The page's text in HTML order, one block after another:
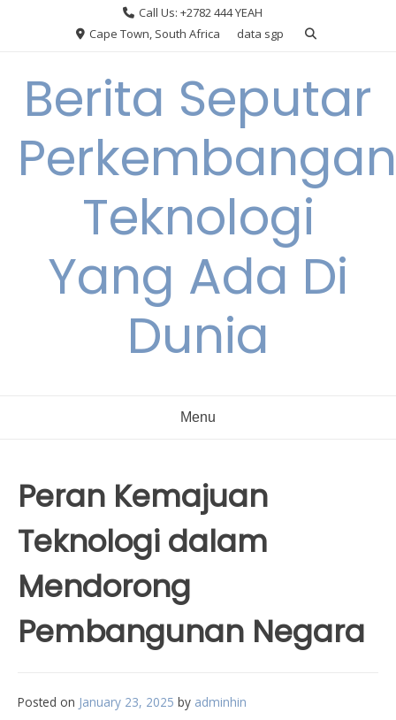
Call Us: +2782 444 YEAH
Cape Town, South Africa
data sgp
Berita Seputar
Perkembangan
Teknologi
Yang Ada Di
Dunia
Menu
Peran Kemajuan
Teknologi dalam
Mendorong
Pembangunan Negara
Posted on January 23, 2025 by adminhin